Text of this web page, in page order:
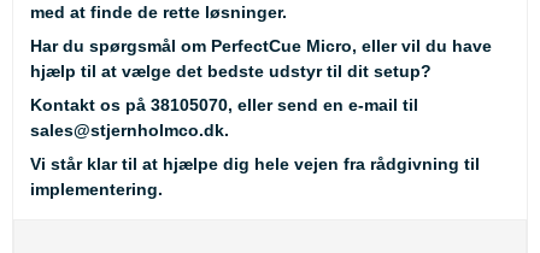
med at finde de rette løsninger.
Har du spørgsmål om PerfectCue Micro, eller vil du have
hjælp til at vælge det bedste udstyr til dit setup?
Kontakt os på 38105070, eller send en e-mail til
sales@stjernholmco.dk.
Vi står klar til at hjælpe dig hele vejen fra rådgivning til
implementering.